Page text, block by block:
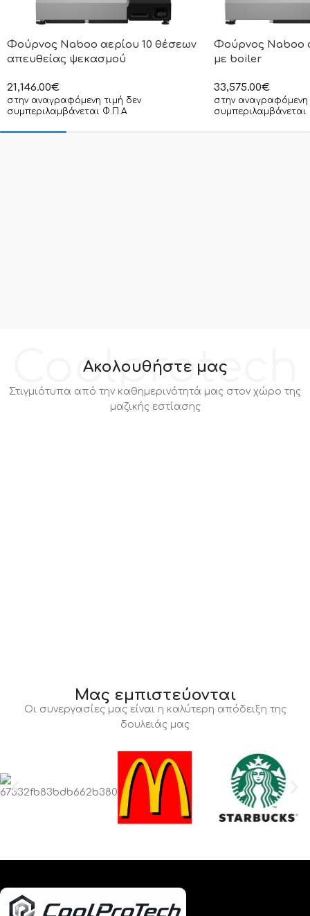
Φούρνος Naboo αερίου 10 θέσεων
απευθείας ψεκασμού
21,146.00€
στην αναγραφόμενη τιμή δεν
συμπεριλαμβάνεται Φ.Π.Α
Φούρνος Naboo
με boiler
33,575.00€
στην αναγραφόμενη
Coolprotech
Ακολουθήστε μας
Στιγμιότυπα από την καθημερινότητά μας στον χώρο της
μαζικής εστίασης
Μας εμπιστεύονται
Οι συνεργασίες μας είναι η καλύτερη απόδειξη της
δουλειάς μας